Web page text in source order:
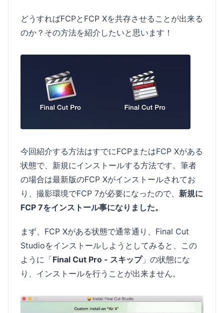
どうすればFCPとFCP Xを共存させることが出来る
のか？その方法を紹介したいと思います！
今回紹介する方法はすでにFCPまたはFCP Xがある
状態で、新規にインストールする方法です。筆者
の場合は最新版のFCP Xがインストールされてお
り、撮影環境でFCP 7が必要になったので、 新規に
FCP 7をインストール事になりました。
まず、FCP Xがある状態で通常通り、Final Cut
Studioをインストールしようとしてみると、この
ように「Final Cut Pro - スキップ」の状態にな
り、インストールを行うことが出来ません。